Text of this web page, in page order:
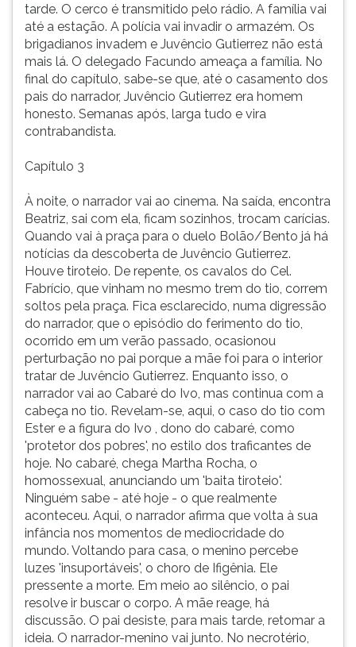
tarde. O cerco é transmitido pelo rádio. A família vai
até a estação. A polícia vai invadir o armazém. Os
brigadianos invadem e Juvêncio Gutierrez não está
mais lá. O delegado Facundo ameaça a família. No
final do capítulo, sabe-se que, até o casamento dos
pais do narrador, Juvêncio Gutierrez era homem
honesto. Semanas após, larga tudo e vira
contrabandista.
Capítulo 3
À noite, o narrador vai ao cinema. Na saída, encontra
Beatriz, sai com ela, ficam sozinhos, trocam carícias.
Quando vai à praça para o duelo Bolão/Bento já há
notícias da descoberta de Juvêncio Gutierrez.
Houve tiroteio. De repente, os cavalos do Cel.
Fabrício, que vinham no mesmo trem do tio, correm
soltos pela praça. Fica esclarecido, numa digressão
do narrador, que o episódio do ferimento do tio,
ocorrido em um verão passado, ocasionou
perturbação no pai porque a mãe foi para o interior
tratar de Juvêncio Gutierrez. Enquanto isso, o
narrador vai ao Cabaré do Ivo, mas continua com a
cabeça no tio. Revelam-se, aqui, o caso do tio com
Ester e a figura do Ivo , dono do cabaré, como
'protetor dos pobres', no estilo dos traficantes de
hoje. No cabaré, chega Martha Rocha, o
homossexual, anunciando um 'baita tiroteio'.
Ninguém sabe - até hoje - o que realmente
aconteceu. Aqui, o narrador afirma que volta à sua
infância nos momentos de mediocridade do
mundo. Voltando para casa, o menino percebe
luzes 'insuportáveis', o choro de Ifigênia. Ele
pressente a morte. Em meio ao silêncio, o pai
resolve ir buscar o corpo. A mãe reage, há
discussão. O pai desiste, para mais tarde, retomar a
ideia. O narrador-menino vai junto. No necrotério,